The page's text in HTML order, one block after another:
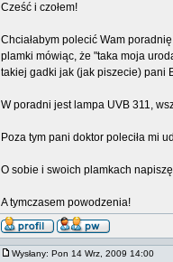
Cześć i czołem!
Chciałabym polecić Wam
plamki mówiąc, że "taka moja
takiej gadki jak (jak piszecie) pani
W poradni jest lampa UVB 311,
Poza tym pani doktor poleciła mi
O sobie i swoich plamkach
A tymczasem powodzenia!
Wysłany: Pon 14 Wrz, 2009 14:00